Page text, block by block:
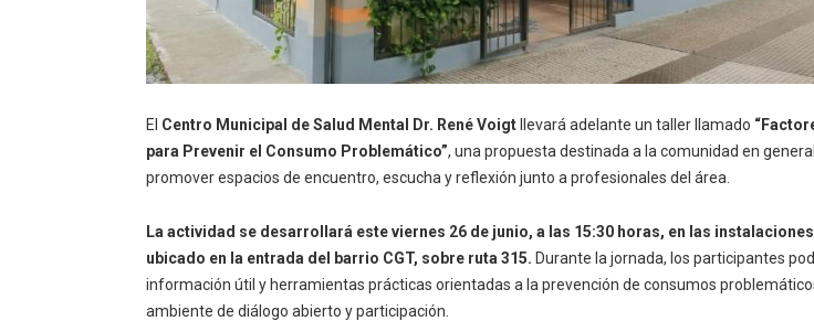
El Centro Municipal de Salud Mental Dr. René Voigt llevará adelante un taller llamado
para Prevenir el Consumo Problemático”, una propuesta destinada a la comunidad en
promover espacios de encuentro, escucha y reflexión junto a profesionales del área.
La actividad se desarrollará este viernes 26 de junio, a las 15:30 horas, en las
ubicado en la entrada del barrio CGT, sobre ruta 315. Durante la jornada, los participantes
información útil y herramientas prácticas orientadas a la prevención de consumos
ambiente de diálogo abierto y participación.